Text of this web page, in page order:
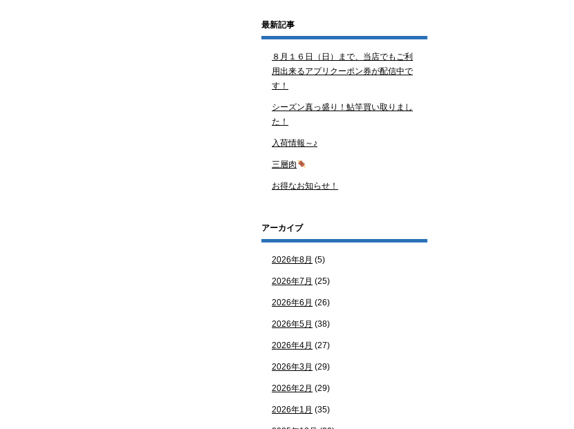
最新記事
８月１６日（日）まで、当店でもご利
用出来るアプリクーポン券が配信中で
す！
シーズン真っ盛り！鮎竿買い取りまし
た！
入荷情報～♪
三層肉
お得なお知らせ！
アーカイブ
2026年8月 (5)
2026年7月 (25)
2026年6月 (26)
2026年5月 (38)
2026年4月 (27)
2026年3月 (29)
2026年2月 (29)
2026年1月 (35)